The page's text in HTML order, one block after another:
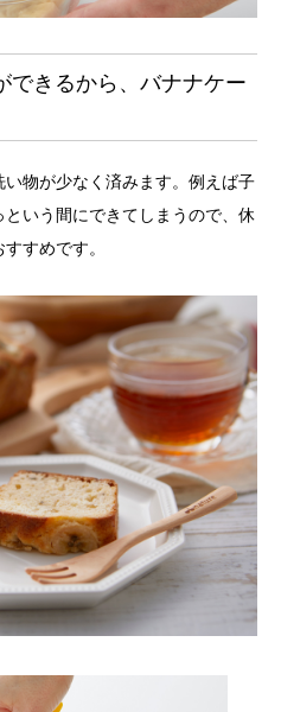
できるから、バナナケー
物が少なく済みます。例えば子
いう間にできてしまうので、休
すめです。